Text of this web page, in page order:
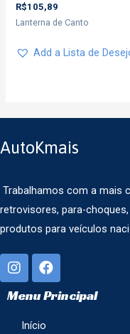
R$105,89
Lanterna de Canto
Add a Lista de
AutoKmais
Trabalhamos com a mais
retrovisores, para-
produtos para veículos
Menu Principal
Início